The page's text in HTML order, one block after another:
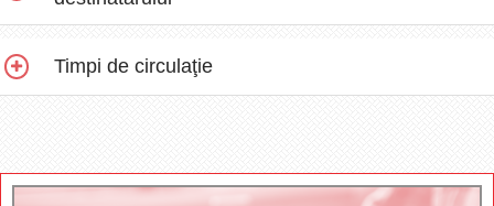
Timpi de circulaţie